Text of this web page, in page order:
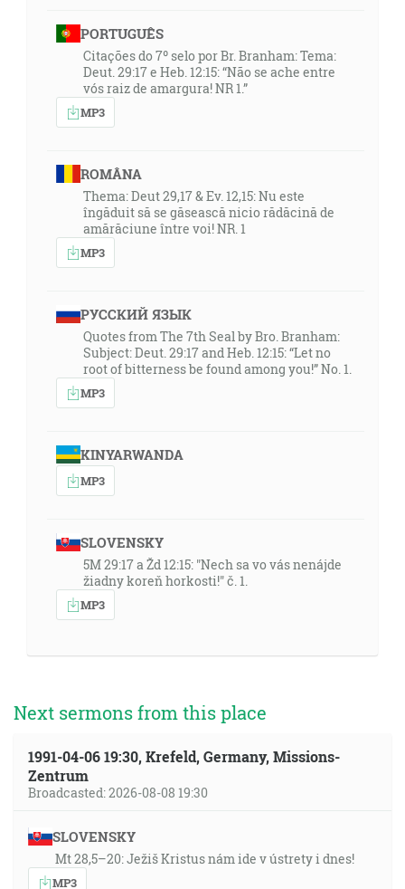
PORTUGUÊS
Citações do 7º selo por Br. Branham: Tema:
Deut. 29:17 e Heb. 12:15: “Não se ache entre
vós raiz de amargura! NR 1.”
MP3
ROMÂNA
Thema: Deut 29,17 & Ev. 12,15: Nu este
îngăduit să se găsească nicio rădăcină de
amărăciune între voi! NR. 1
MP3
РУССКИЙ ЯЗЫК
Quotes from The 7th Seal by Bro. Branham:
Subject: Deut. 29:17 and Heb. 12:15: “Let no
root of bitterness be found among you!” No. 1.
MP3
KINYARWANDA
MP3
SLOVENSKY
5M 29:17 a Žd 12:15: "Nech sa vo vás nenájde
žiadny koreň horkosti!" č. 1.
MP3
Next sermons from this place
1991-04-06 19:30, Krefeld, Germany, Missions-
Zentrum
Broadcasted: 2026-08-08 19:30
SLOVENSKY
Mt 28,5–20: Ježiš Kristus nám ide v ústrety i dnes!
MP3